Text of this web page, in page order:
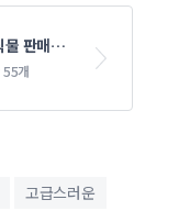
판매업
55개
고급스러운